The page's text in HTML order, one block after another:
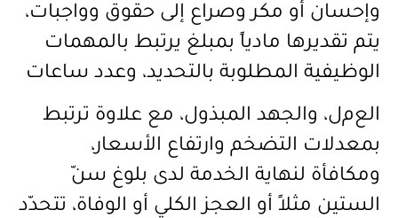
وإحسان أو مكر وصراع إلى حقوق وواجبات،
يتم تقديرها مادياً بمبلغ يرتبط بالمهمات
الوظيفية المطلوبة بالتحديد، وعدد ساعات
العمل، والجهد المبذول، مع علاوة ترتبط
بمعدلات التضخم وارتفاع الأسعار،
ومكافأة لنهاية الخدمة لدى بلوغ سنّ
الستين مثلاً أو العجز الكلي أو الوفاة، تتحدّد